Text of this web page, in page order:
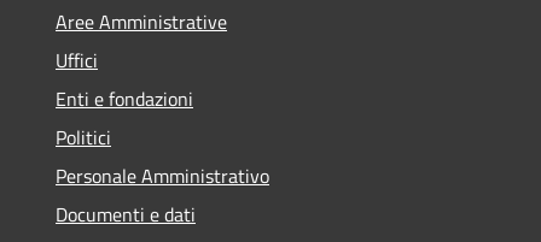
Aree Amministrative
Uffici
Enti e fondazioni
Politici
Personale Amministrativo
Documenti e dati